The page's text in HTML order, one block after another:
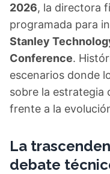
2026, la directora
programada para
Stanley
Conference.
escenarios donde
sobre la estrategia
frente a la
La
debate